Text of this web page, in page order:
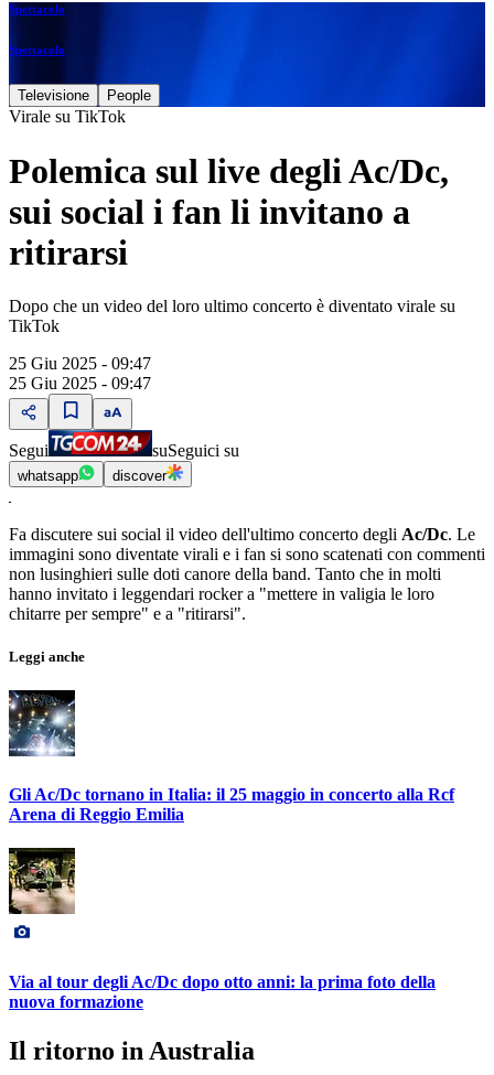
Spettacolo
Spettacolo
Televisione People
Virale su TikTok
Polemica sul live degli Ac/Dc,
sui social i fan li invitano a
ritirarsi
Dopo che un video del loro ultimo concerto è diventato virale su
TikTok
25 Giu 2025 - 09:47
25 Giu 2025 - 09:47
Segui suSeguici su
whatsapp discover
Fa discutere sui social il video dell'ultimo concerto degli Ac/Dc. Le
immagini sono diventate virali e i fan si sono scatenati con commenti
non lusinghieri sulle doti canore della band. Tanto che in molti
hanno invitato i leggendari rocker a "mettere in valigia le loro
chitarre per sempre" e a "ritirarsi".
Leggi anche
Gli Ac/Dc tornano in Italia: il 25 maggio in concerto alla Rcf
Arena di Reggio Emilia
Via al tour degli Ac/Dc dopo otto anni: la prima foto della
nuova formazione
Il ritorno in Australia